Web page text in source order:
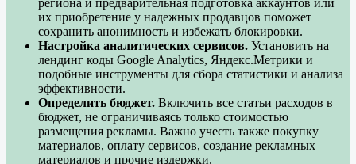
их приобретение у надежных продавцов поможет
сохранить анонимность и избежать блокировки.
Настройка аналитических сервисов. Установить на
лендинг коды Google Analytics, Яндекс.Метрики и
подобные инструменты для сбора статистики и анализа
эффективности.
Определить бюджет. Включить все статьи расходов в
бюджет, не ограничиваясь только стоимостью
размещения рекламы. Важно учесть также покупку
материалов, оплату сервисов, создание рекламных
материалов и прочие издержки.